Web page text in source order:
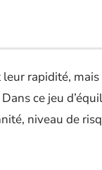
rapidité, mais
ce jeu
niveau de